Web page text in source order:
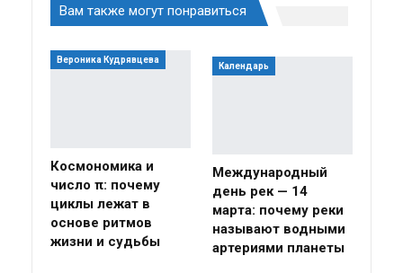
Вам также могут понравиться
Вероника Кудрявцева
Космономика и
число π: почему
циклы лежат в
основе ритмов
жизни и судьбы
Календарь
Международный
день рек — 14
марта: почему реки
называют водными
артериями планеты